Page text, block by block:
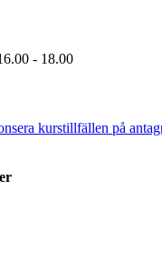
- 18.00
kurstillfällen på